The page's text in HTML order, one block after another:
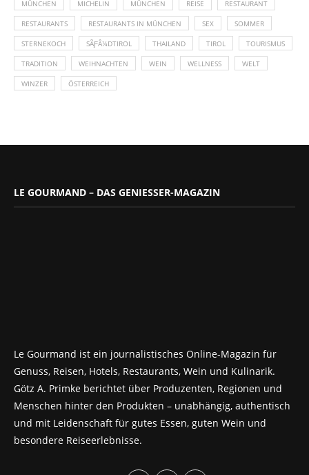
MÜNCHEN MICHELIN MÜNCHEN REISE RESTAURANT
RESTAURANTS RESTAURANTS IN MÜNCHEN SEX SOMMER
STERNEKOCH SÃƑÂ¼DTIROL THAILAND TIROL TOURISMUS
TRADITION WEIHNACHTEN WEIN WELLNESS WELT
WINZER ÖSTERREICH
LE GOURMAND – DAS GENIESSER-MAGAZIN
Le Gourmand ist ein journalistisches Online-Magazin für
Genuss, Reisen, Hotels, Restaurants, Wein und Kulinarik.
Götz A. Primke berichtet über Produzenten, Regionen und
Menschen hinter den Produkten – unabhängig, authentisch
und mit Leidenschaft für gutes Essen, guten Wein und
besondere Reiseerlebnisse.